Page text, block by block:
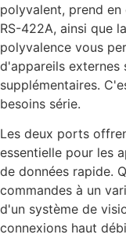
polyvalent, prend
RS-422A, ainsi que
polyvalence vous
d'appareils externes
supplémentaires.
besoins série.
Les deux ports
essentielle pour les
de données rapide.
commandes à un
d'un système de
connexions haut